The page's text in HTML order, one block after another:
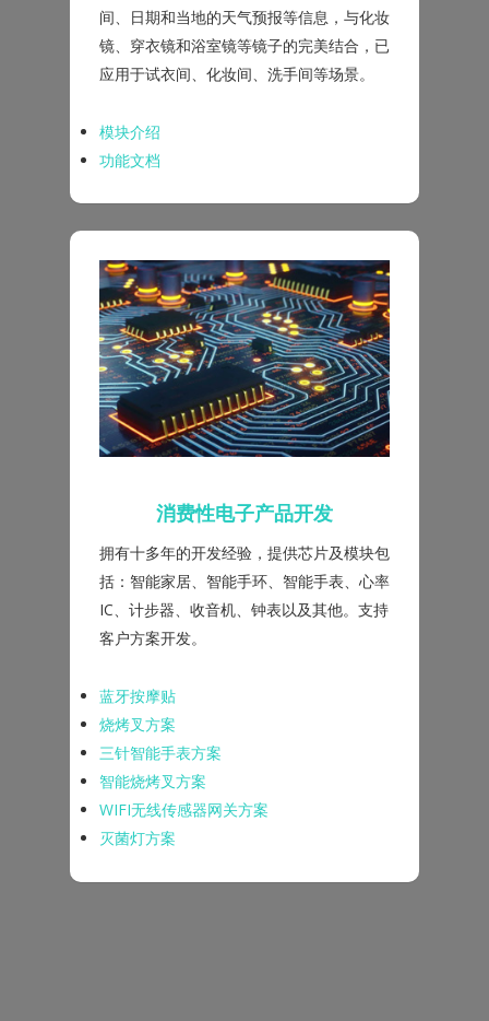
间、日期和当地的天气预报等信息，与化妆
镜、穿衣镜和浴室镜等镜子的完美结合，已
应用于试衣间、化妆间、洗手间等场景。
模块介绍
功能文档
消费性电子产品开发
拥有十多年的开发经验，提供芯片及模块包
括：智能家居、智能手环、智能手表、心率
IC、计步器、收音机、钟表以及其他。支持
客户方案开发。
蓝牙按摩贴
烧烤叉方案
三针智能手表方案
智能烧烤叉方案
WIFI无线传感器网关方案
灭菌灯方案